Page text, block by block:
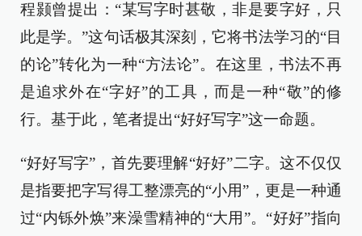
程颢曾提出：“某写字时甚敬，非是要字好，只
此是学。”这句话极其深刻，它将书法学习的“目
的论”转化为一种“方法论”。在这里，书法不再
是追求外在“字好”的工具，而是一种“敬”的修
行。基于此，笔者提出“好好写字”这一命题。
“好好写字”，首先要理解“好好”二字。这不仅仅
是指要把字写得工整漂亮的“小用”，更是一种通
过“内铄外焕”来澡雪精神的“大用”。“好好”指向